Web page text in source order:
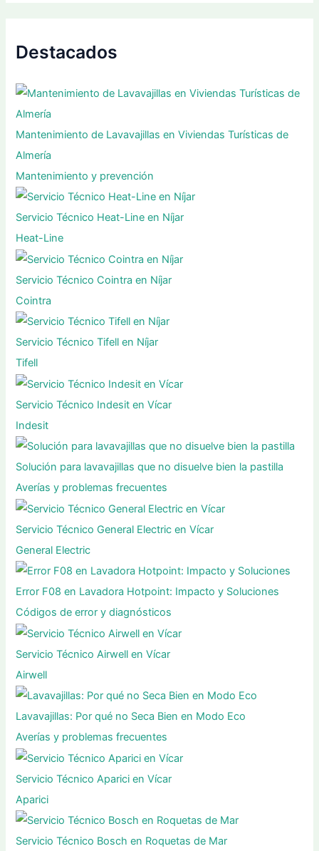
Destacados
Mantenimiento de Lavavajillas en Viviendas Turísticas de
Almería
Mantenimiento y prevención
Servicio Técnico Heat-Line en Níjar
Heat-Line
Servicio Técnico Cointra en Níjar
Cointra
Servicio Técnico Tifell en Níjar
Tifell
Servicio Técnico Indesit en Vícar
Indesit
Solución para lavavajillas que no disuelve bien la pastilla
Averías y problemas frecuentes
Servicio Técnico General Electric en Vícar
General Electric
Error F08 en Lavadora Hotpoint: Impacto y Soluciones
Códigos de error y diagnósticos
Servicio Técnico Airwell en Vícar
Airwell
Lavavajillas: Por qué no Seca Bien en Modo Eco
Averías y problemas frecuentes
Servicio Técnico Aparici en Vícar
Aparici
Servicio Técnico Bosch en Roquetas de Mar